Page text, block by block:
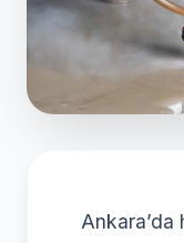
Ankara’da